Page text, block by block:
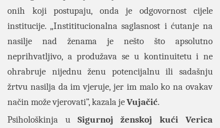
onih koji postupaju, onda je odgovornost cijele
institucije. „Instititucionalna saglasnost i ćutanje na
nasilje nad ženama je nešto što apsolutno
neprihvatljivo, a produžava se u kontinuitetu i ne
ohrabruje nijednu ženu potencijalnu ili sadašnju
žrtvu nasilja da im vjeruje, jer im malo ko na ovakav
način može vjerovati”, kazala jeVujačić.
Psihološkinja u Sigurnoj ženskoj kući Verica